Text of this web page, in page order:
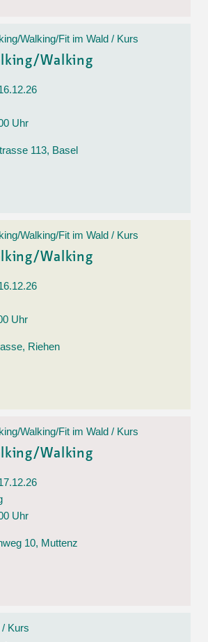
Walking/Fit im Wald / Kurs
Walking
Uhr
113, Basel
Walking/Fit im Wald / Kurs
Walking
Uhr
Riehen
Walking/Fit im Wald / Kurs
Walking
Uhr
10, Muttenz
/ Kurs